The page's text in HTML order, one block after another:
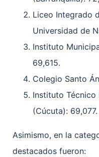
Liceo Integrado
Universidad de
Instituto
69,615.
Colegio Santo
Instituto Técnico
(Cúcuta): 69,077.
Asimismo, en la
destacados fueron: